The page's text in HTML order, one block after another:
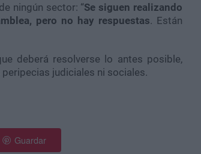
ningún sector: “Se siguen realizando
pero no hay respuestas. Están
deberá resolverse lo antes posible,
judiciales ni sociales.
Guardar